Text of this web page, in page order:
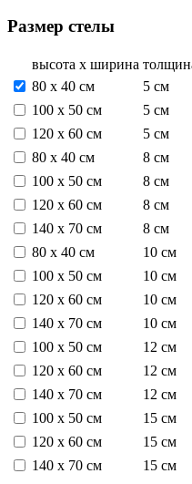
Размер стелы
высота х ширина
80 х 40 см
5 см
100 х 50 см
5 см
120 х 60 см
5 см
80 х 40 см
8 см
100 х 50 см
8 см
120 х 60 см
8 см
140 х 70 см
8 см
80 х 40 см
10 см
100 х 50 см
10 см
120 х 60 см
10 см
140 х 70 см
10 см
100 х 50 см
12 см
120 х 60 см
12 см
140 х 70 см
12 см
100 х 50 см
15 см
120 х 60 см
15 см
140 х 70 см
15 см